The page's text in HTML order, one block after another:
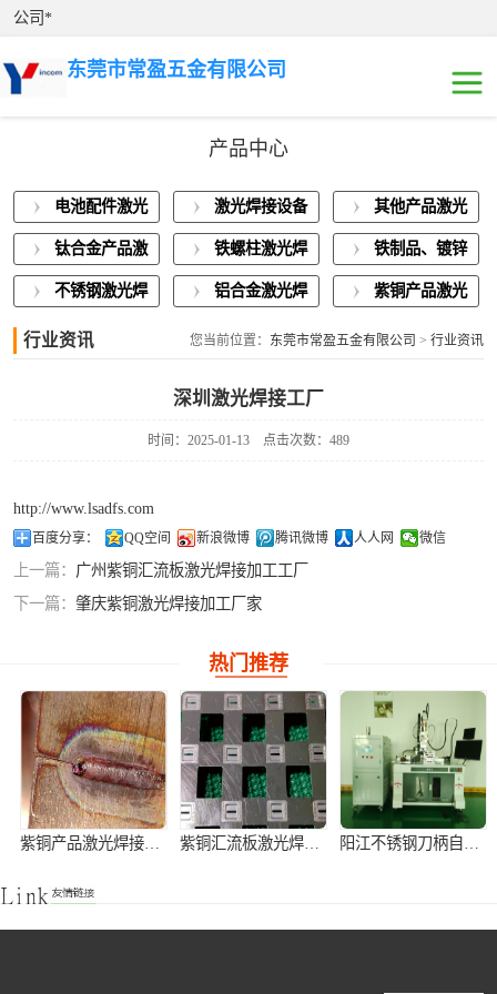
公司*
东莞市常盈五金有限公司
产品中心
电池配件激光
焊接
激光焊接设备
展示
其他产品激光
焊接
钛合金产品激
光焊接
铁螺柱激光焊
接加工
铁制品、镀锌
板激光焊接
不锈钢激光焊
铝合金激光焊
紫铜产品激光
行业资讯 您当前位置： 东莞市常盈五金有限公司 > 行业资讯
深圳激光焊接工厂
时间：2025-01-13 点击次数：489
http://www.lsadfs.com
百度分享： QQ空间 新浪微博 腾讯微博 人人网 微信
上一篇： 广州紫铜汇流板激光焊接加工工厂
下一篇： 肇庆紫铜激光焊接加工厂家
热门推荐
紫铜产品激光焊接加工 紫铜汇流板激光焊接加工 阳江不锈钢刀柄自动激光焊接机
接
激光焊接设备展
示
其他产品激光焊
铝合金激光焊接
紫铜产品激光焊